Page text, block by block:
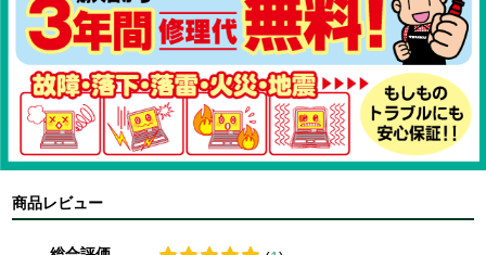
商品レビュー